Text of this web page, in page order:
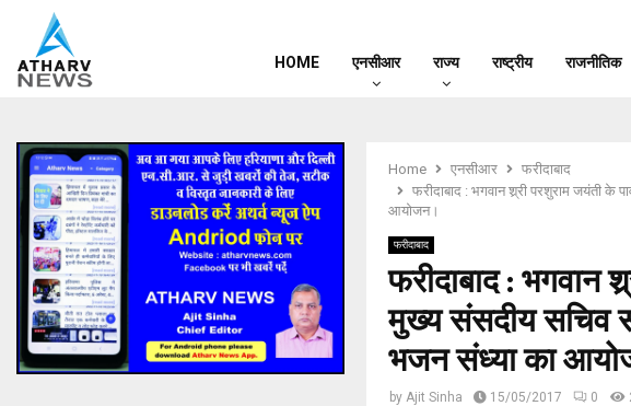
HOME एनसीआर राज्य राष्ट्रीय राजनीतिक
Home एनसीआर
फरीदाबाद
फरीदाबाद : भगवान श्र्री परशुराम जयंती
आयोजन।
फरीदाबाद
फरीदाबाद : भगवान
मुख्य संसदीय सचिव
भजन संध्या का
by Ajit Sinha 15/05/2017 0